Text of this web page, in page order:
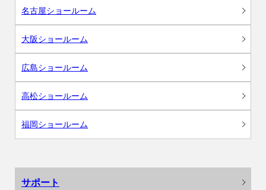
名古屋ショールーム
大阪ショールーム
広島ショールーム
高松ショールーム
福岡ショールーム
サポート